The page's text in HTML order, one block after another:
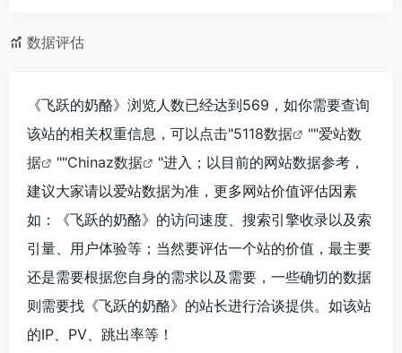
数据评估
《飞跃的奶酪》浏览人数已经达到569，如你需要查询
该站的相关权重信息，可以点击"5118数据 ""爱站数
据
""Chinaz数据
"进入；以目前的网站数据参考，
建议大家请以爱站数据为准，更多网站价值评估因素
如：《飞跃的奶酪》的访问速度、搜索引擎收录以及索
引量、用户体验等；当然要评估一个站的价值，最主要
还是需要根据您自身的需求以及需要，一些确切的数据
则需要找《飞跃的奶酪》的站长进行洽谈提供。如该站
的IP、PV、跳出率等！